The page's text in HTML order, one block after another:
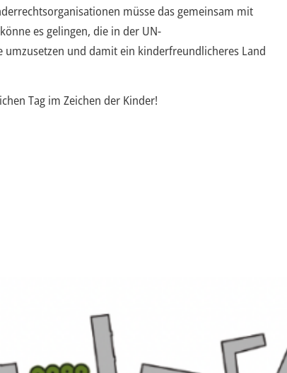
müsse das gemeinsam mit
es gelingen, die in der UN-
und damit ein kinderfreundlicheres Land
Tag im Zeichen der Kinder!